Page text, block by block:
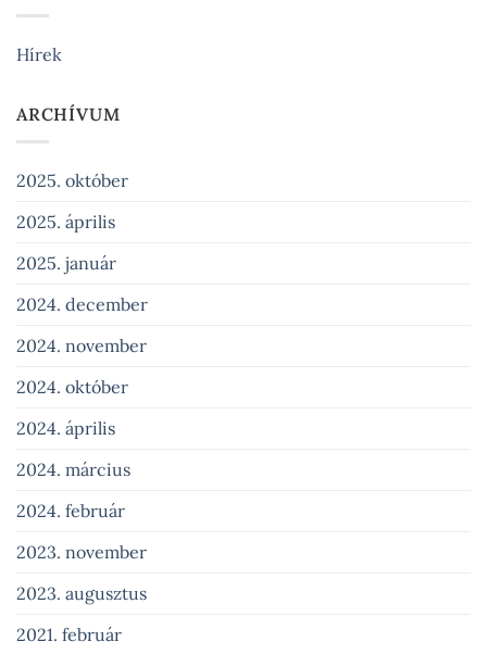
Hírek
ARCHÍVUM
2025. október
2025. április
2025. január
2024. december
2024. november
2024. október
2024. április
2024. március
2024. február
2023. november
2023. augusztus
2021. február